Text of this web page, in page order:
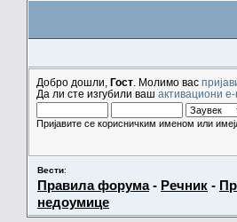
Добро дошли, Гост . Молимо вас
Да ли сте изгубили ваш активациони
Пријавите се корисничким именом или
Вести:
Правила форума- Речник -
недоумице